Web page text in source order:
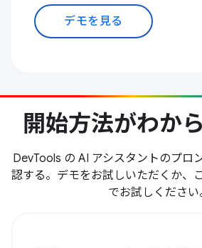
デモを見る
開始方法がわか
DevTools の AI アシスタントのプロ
認する。デモをお試しいただくか、
でお試しください